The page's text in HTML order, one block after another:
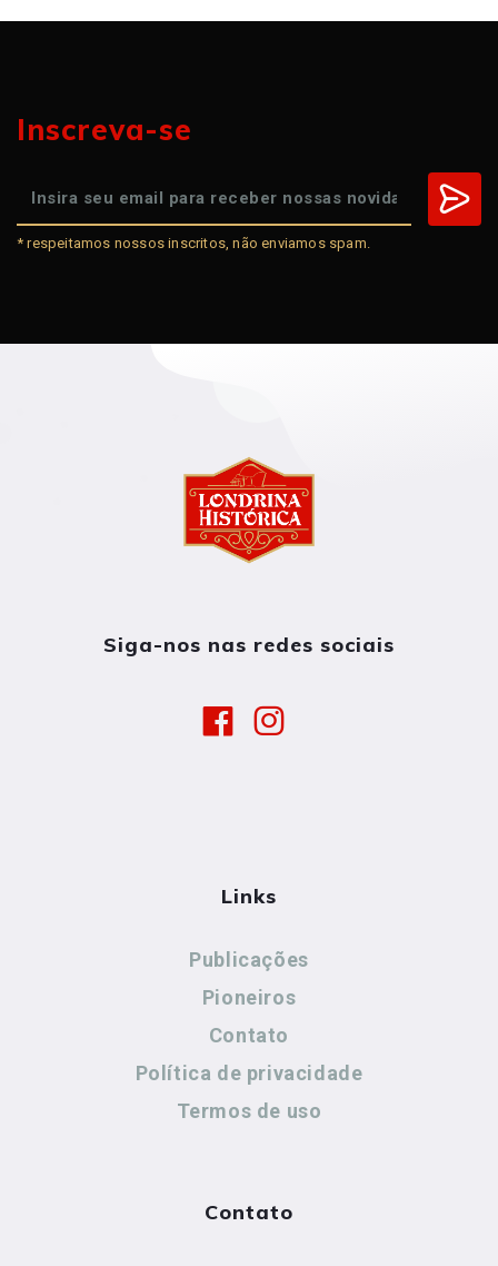
Inscreva-se
* respeitamos nossos inscritos, não enviamos spam.
Siga-nos nas redes sociais
Links
Publicações
Pioneiros
Contato
Política de privacidade
Termos de uso
Contato